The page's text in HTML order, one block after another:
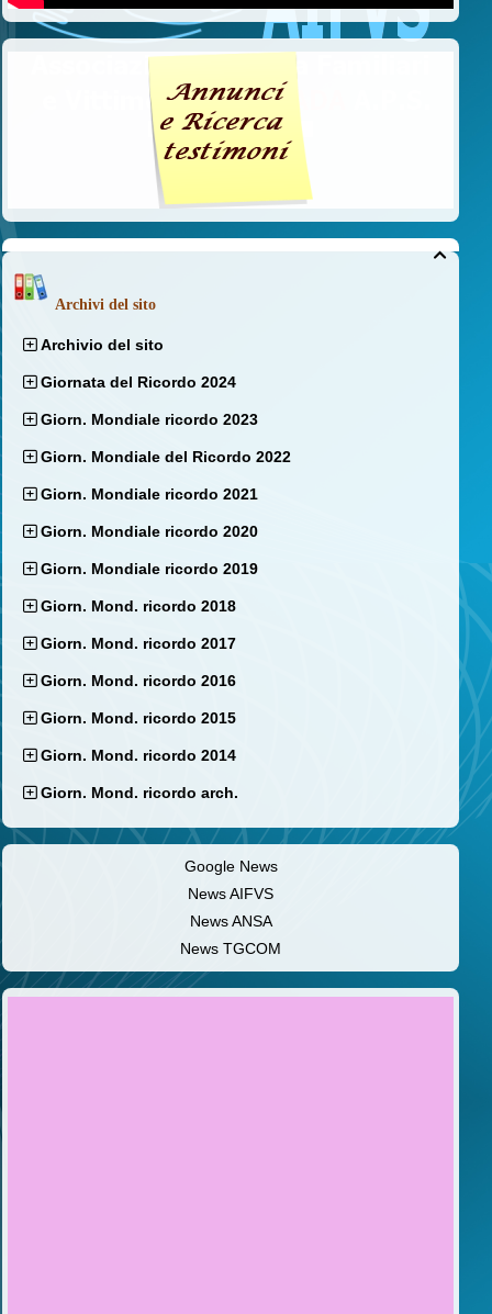

Archivi del sito
Archivio del sito
Giornata del Ricordo 2024
Giorn. Mondiale ricordo 2023
Giorn. Mondiale del Ricordo 2022
Giorn. Mondiale ricordo 2021
Giorn. Mondiale ricordo 2020
Giorn. Mondiale ricordo 2019
Giorn. Mond. ricordo 2018
Giorn. Mond. ricordo 2017
Giorn. Mond. ricordo 2016
Giorn. Mond. ricordo 2015
Giorn. Mond. ricordo 2014
Giorn. Mond. ricordo arch.
Google News
News AIFVS
News ANSA
News TGCOM